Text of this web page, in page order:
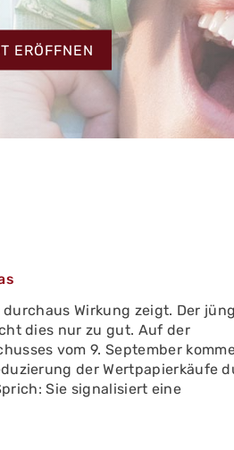
ERÖFFNEN
Wirkung zeigt. Der
dies nur zu gut. Auf der
vom 9. September
der Wertpapierkäufe
Sie signalisiert eine